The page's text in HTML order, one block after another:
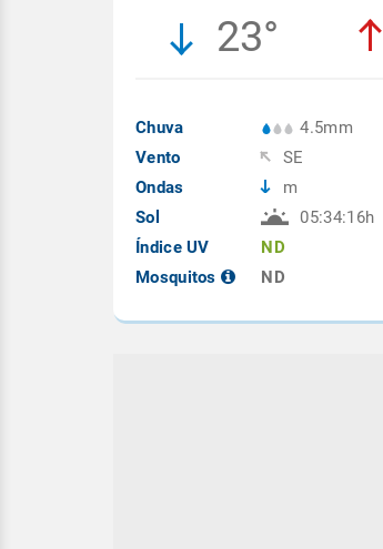
23°
Chuva
Vento
Ondas
Sol
Índice UV
Mosquitos
4.5mm
SE
m
05:34:16h
ND
ND